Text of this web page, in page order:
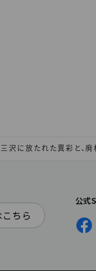
沢に放たれた異彩と、
ちら
公式